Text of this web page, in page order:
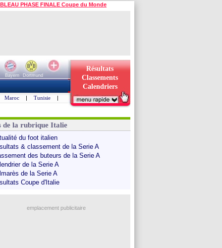
PHASE FINALE Coupe du Monde
Bayern
Dortmund
Résultats
Classements
Calendriers
Maroc | Tunisie |
de la rubrique Italie
du foot italien
& classement de la Serie A
des buteurs de la Serie A
de la Serie A
de la Serie A
Coupe d'Italie
emplacement publicitaire